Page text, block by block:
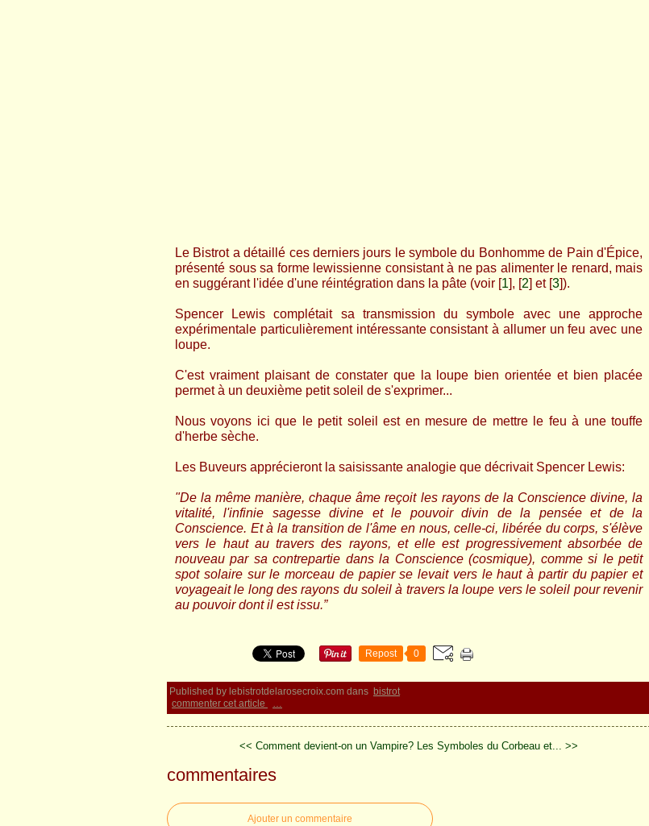
Le Bistrot a détaillé ces derniers jours le symbole du Bonhomme de Pain d'Épice,
présenté sous sa forme lewissienne consistant à ne pas alimenter le renard, mais
en suggérant l'idée d'une réintégration dans la pâte (voir [1], [2] et [3]).
Spencer Lewis complétait sa transmission du symbole avec une approche
expérimentale particulièrement intéressante consistant à allumer un feu avec une
loupe.
C'est vraiment plaisant de constater que la loupe bien orientée et bien placée
permet à un deuxième petit soleil de s'exprimer...
Nous voyons ici que le petit soleil est en mesure de mettre le feu à une touffe
d'herbe sèche.
Les Buveurs apprécieront la saisissante analogie que décrivait Spencer Lewis:
"De la même manière, chaque âme reçoit les rayons de la Conscience divine, la
vitalité, l'infinie sagesse divine et le pouvoir divin de la pensée et de la
Conscience. Et à la transition de l'âme en nous, celle-ci, libérée du corps, s'élève
vers le haut au travers des rayons, et elle est progressivement absorbée de
nouveau par sa contrepartie dans la Conscience (cosmique), comme si le petit
spot solaire sur le morceau de papier se levait vers le haut à partir du papier et
voyageait le long des rayons du soleil à travers la loupe vers le soleil pour revenir
au pouvoir dont il est issu.”
Repost 0
Published by lebistrotdelarosecroix.com dans bistrot
commenter cet article
…
<< Comment devient-on un Vampire? Les Symboles du Corbeau et... >>
commentaires
Ajouter un commentaire